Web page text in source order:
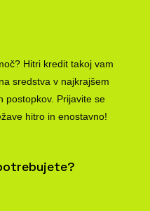
Hitri kredit takoj vam
sredstva v najkrajšem
postopkov. Prijavite se
hitro in enostavno!